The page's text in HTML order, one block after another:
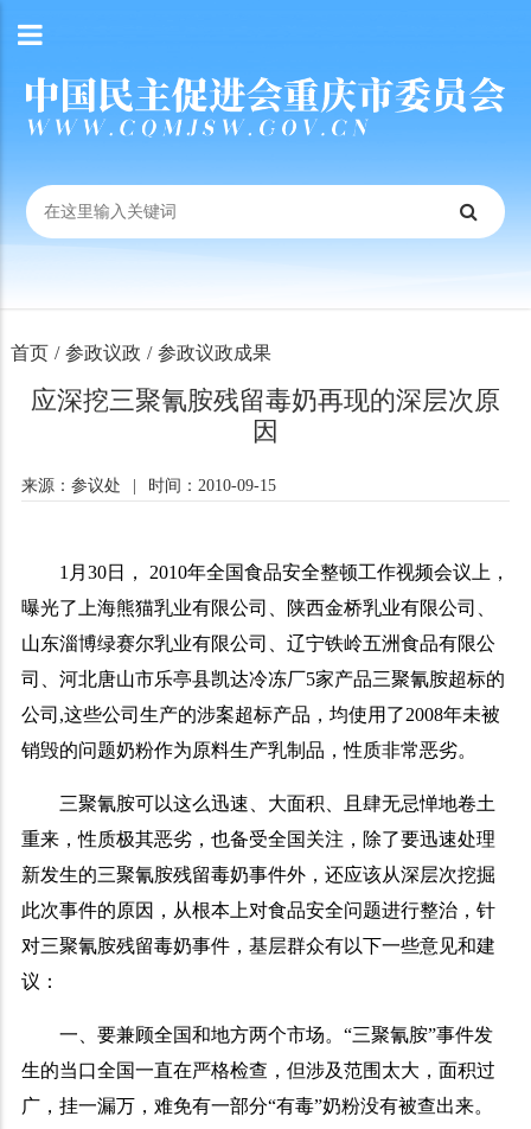
首页 / 参政议政 / 参政议政成果
应深挖三聚氰胺残留毒奶再现的深层次原
因
来源：参议处 时间：2010-09-15
1 月 30日 ， 2010年全国食品安全整顿工作视频会议上，
曝光了上海熊猫乳业有限公司、陕西金桥乳业有限公司、
山东淄博绿赛尔乳业有限公司、辽宁铁岭五洲食品有限公
司、河北唐山市乐亭县凯达冷冻厂5家产品三聚氰胺超标的
公司 ,这些公司生产的涉案超标产品，均使用了2008年未被
销毁的问题奶粉作为原料生产乳制品，性质非常恶劣。
三聚氰胺可以这么迅速、大面积、且肆无忌惮地卷土
重来，性质极其恶劣，也备受全国关注，除了要迅速处理
新发生的三聚氰胺残留毒奶事件外，还应该从深层次挖掘
此次事件的原因，从根本上对食品安全问题进行整治，针
对三聚氰胺残留毒奶事件，基层群众有以下一些意见和建
议：
一、要兼顾全国和地方两个市场。“三聚氰胺”事件发
生的当口全国一直在严格检查，但涉及范围太大，面积过
广，挂一漏万，难免有一部分“有毒”奶粉没有被查出来。